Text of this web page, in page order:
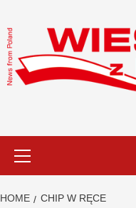
to
content
HOME CHIP W RĘCE